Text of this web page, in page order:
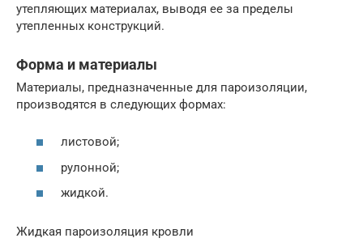
утепляющих материалах, выводя ее за пределы
утепленных конструкций.
Форма и материалы
Материалы, предназначенные для пароизоляции,
производятся в следующих формах:
листовой;
рулонной;
жидкой.
Жидкая пароизоляция кровли